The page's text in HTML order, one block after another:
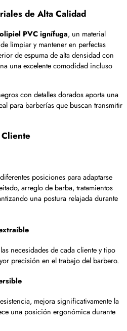
de Alta Calidad
PVC ignífuga, un material
limpiar y mantener en perfectas
de espuma de alta densidad con
una excelente comodidad incluso
con detalles dorados aporta una
para barberías que buscan transmitir
posiciones para adaptarse
arreglo de barba, tratamientos
una postura relajada durante
necesidades de cada cliente y tipo
precisión en el trabajo del barbero.
mejora significativamente la
una posición ergonómica durante